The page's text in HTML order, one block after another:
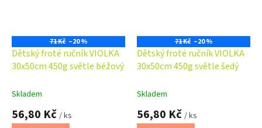
71 Kč –20 %
Dětský froté ručník VIOLKA
30x50cm 450g světle béžový
Skladem
56,80 Kč / ks
71 Kč –20 %
Dětský froté ručník VIOLKA
30x50cm 450g světle šedý
Skladem
56,80 Kč / ks